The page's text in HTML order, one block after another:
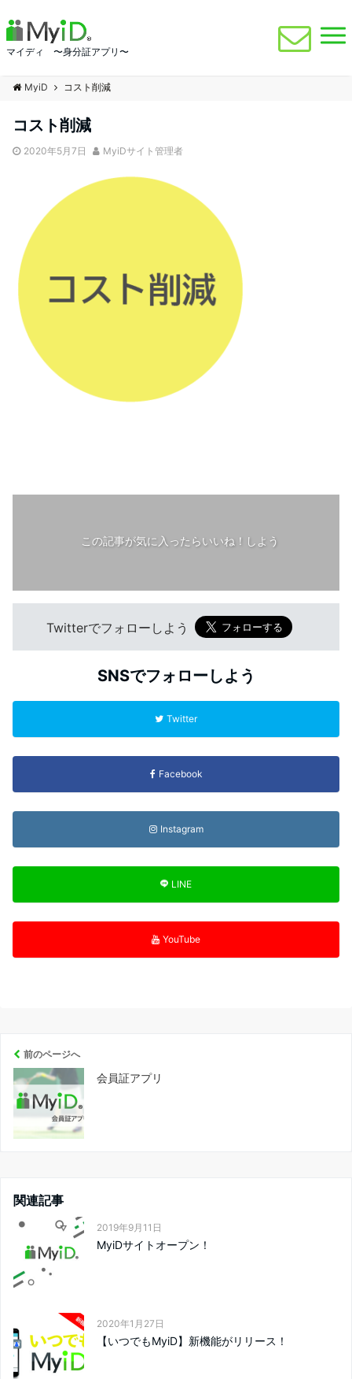
マイディ 〜身分証アプリ〜
MyiD コスト削減
コスト削減
2020年5月7日 MyiDサイト管理者
この記事が気に入ったらいいね！しよう
Twitterでフォローしよう
SNSでフォローしよう
Twitter
Facebook
Instagram
LINE
YouTube
前のページへ
会員証アプリ
関連記事
2019年9月11日
MyiDサイトオープン！
2020年1月27日
【いつでもMyiD】新機能がリリース！